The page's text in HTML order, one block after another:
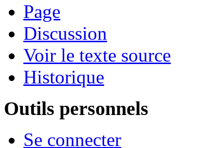
Page
Discussion
Voir le texte source
Historique
Outils personnels
Se connecter